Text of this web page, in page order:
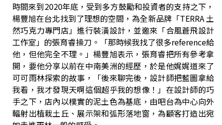
時間來到2020年底，受到多方鼓勵和投資者的支持之下，
楊豐旭在台北找到了理想的空間，為全新品牌「TERRA 土
然巧克力專門店」進行裝潢設計，並邀來「合風蒼飛設計
工作室」的張育睿操刀。「那時候我找了很多reference給
他，但他完全不理。」楊豐旭表示，張育睿把所有參考拿
開，要他分享以前在中南美洲的經歷，於是他娓娓道來了
可可雨林探索的故事，「後來聊完後，設計師把藍圖拿給
我看，我才發現天啊這個超乎我的想像！」在設計師的巧
手之下，店內以樸實的泥土色為基底，由吧台為中心向外
輻射出植栽土丘、展示架和弧形落地窗，為顧客打造出宛